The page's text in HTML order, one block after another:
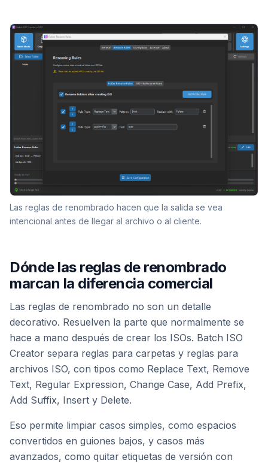
Las reglas de renombrado hacen que la salida se vea
intencional antes de llegar al archivo o al cliente.
Dónde las reglas de renombrado
marcan la diferencia comercial
Las reglas de renombrado no son un detalle
decorativo. Resuelven la parte que normalmente se
hace a mano después de crear los ISOs. Batch ISO
Creator separa reglas para carpetas y reglas para
archivos ISO, con tipos como Replace Text, Remove
Text, Regular Expression, Change Case, Add Prefix,
Add Suffix, Insert y Delete.
Eso permite limpiar casos simples, como espacios
convertidos en guiones bajos, y casos más
avanzados, como quitar etiquetas de versión con